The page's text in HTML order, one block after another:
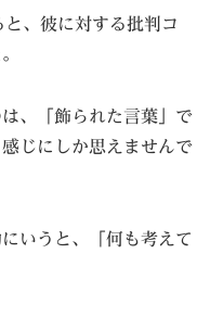
、彼に対する批判コ
、「飾られた言葉」で
じにしか思えませんで
いうと、「何も考えて